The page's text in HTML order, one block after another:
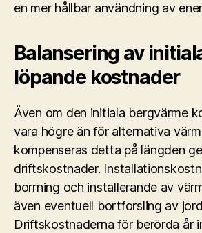
en mer hållbar användning av
Balansering av
löpande kostnader
Även om den initiala bergvärme
vara högre än för alternativa
kompenseras detta på längden
driftskostnader.
borrning och installerande av
även eventuell bortforsling av
Driftskostnaderna för berörda år